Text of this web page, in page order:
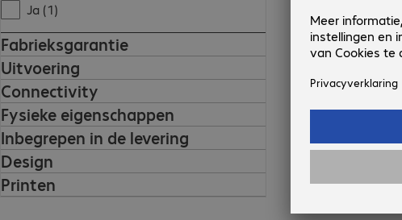
Ja (1)
Fabrieksgarantie
Uitvoering
Connectivity
Fysieke eigenschappen
Inbegrepen in de levering
Design
Printen